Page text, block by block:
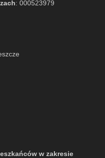
: 000523979
w zakresie